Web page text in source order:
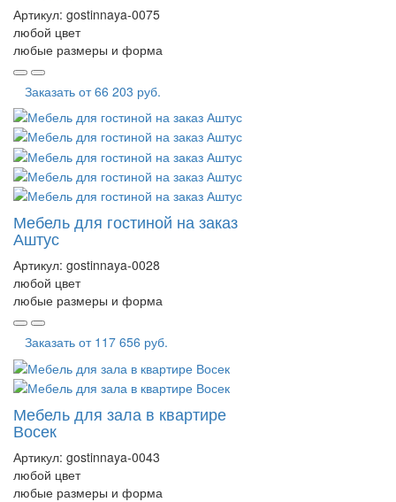
Артикул: gostinnaya-0075
любой цвет
любые размеры и форма
Заказать от66 203 руб.
Мебель для гостиной на заказ
Аштус
Артикул: gostinnaya-0028
любой цвет
любые размеры и форма
Заказать от 117 656 руб.
Мебель для зала в квартире
Восек
Артикул: gostinnaya-0043
любой цвет
любые размеры и форма